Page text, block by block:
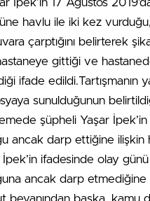
İpek’in 17 Ağustos
havlu ile iki kez
çarptığını belirterek
hastaneye gittiği ve
ifade edildi.Tartışmanın
sunulduğunun
şüpheli Yaşar
ancak darp ettiğine ilişkin
İpek’in ifadesinde olay
ancak darp etmediğine
beyanından başka, kamu